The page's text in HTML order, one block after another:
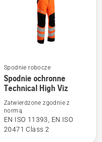
Zobacz
więcej
szczegółów
Spodnie
ochronne
Spodnie robocze
Spodnie ochronne
Technical High Viz
Zatwierdzone zgodnie z
normą
EN ISO 11393, EN ISO
20471 Class 2